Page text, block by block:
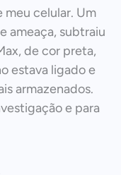
meu celular. Um
ameaça, subtraiu
de cor preta,
estava ligado e
armazenados.
e para